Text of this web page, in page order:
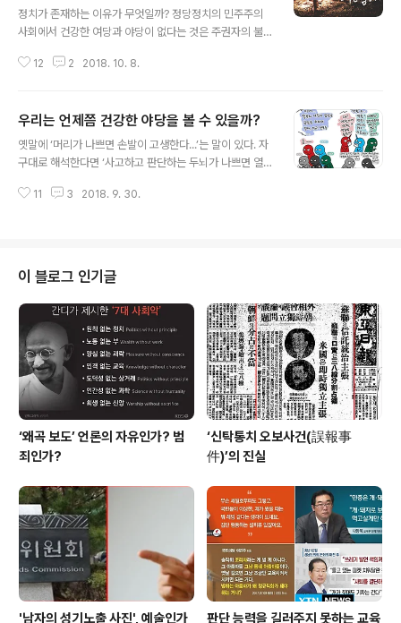
정치가 존재하는 이유가 무엇일까? 정당정치의 민주주의
사회에서 건강한 여당과 야당이 없다는 것은 주권자의 불
을 제대로 못하는 사회에는 민주주의가 꽃피는 건강한 사
런 사회에서 민주주의가 지향하는 평화와 정의, 더불어 살
아가는 공존의 세상이 가능할까? ‘사람사는 세상 노무현 재
단’ 이사장 자격으로 방북한 이해찬 더불어민주당 대표가
자리에서 “우리가 정권을 빼앗기면 또 (남북 국회회담을)
12 2 2018. 10. 8.
우리는 언제쯤 건강한 야당을 볼 수 있을까?
옛말에 ‘머리가 나쁘면 손발이 고생한다...’는 말이 있다. 자
구대로 해석한다면 ‘사고하고 판단하는 두뇌가 나쁘면 열
바른미래당이 요즈음 하는 일을 보면 생각나는 말이다. 그
하지 못하면, 손발뿐이 아니라 온몸이 고생을 할 수밖에 없
다’는 뜻으로 해석 하는 것이 걸맞지 않을까? 제대로 된 야
당이라면 야당의 역할이란 ‘정부와 여당에 대한 비판과 통
제, 그리고 집권당보다 나은 정책대안개발...등이 그들이 해
야 할 최우선 과제다. 여기서 비판이라는 것은 지금 자한당
과 바미당처럼 반대를 위한..
11 3 2018. 9. 30.
이 블로그 인기글
‘왜곡 보도’ 언론의 자유인가? 범
죄인가?
‘신탁통치 오보사건(誤報事
件)’의 진실
'남자의 성기노출 사진', 예술인가
판단 능력을 길러주지 못하는 교육